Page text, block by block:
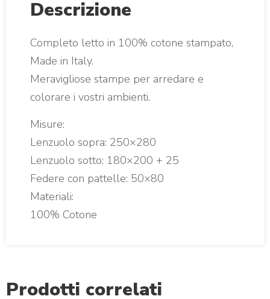
Descrizione
Completo letto in 100% cotone stampato,
Made in Italy.
Meravigliose stampe per arredare e
colorare i vostri ambienti.
Misure:
Lenzuolo sopra: 250×280
Lenzuolo sotto: 180×200 + 25
Federe con pattelle: 50×80
Materiali:
100% Cotone
Prodotti correlati